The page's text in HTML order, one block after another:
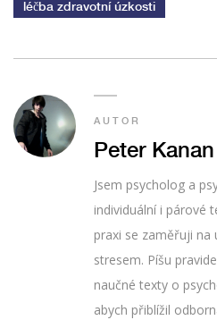
léčba zdravotní úzkosti
AUTOR
Peter Kanan
Jsem psycholog a
individuální i párové
praxi se zaměřuji na
stresem. Píšu
naučné texty o
abych přiblížil